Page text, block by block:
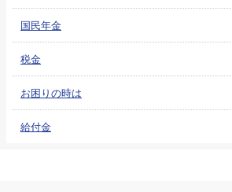
国民年金
税金
お困りの時は
給付金